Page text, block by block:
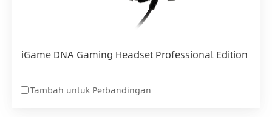
iGame DNA Gaming Headset Professional Edition
Tambah untuk Perbandingan